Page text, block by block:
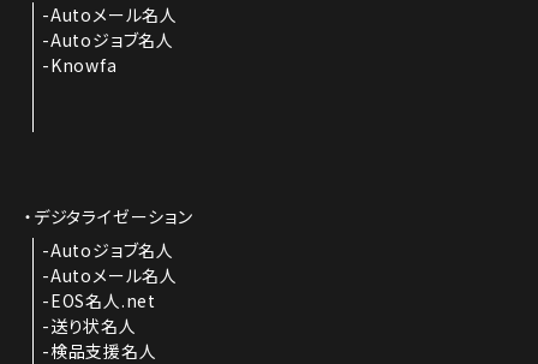
Autoメール名人
Autoジョブ名人
Knowfa
デジタライゼーション
Autoジョブ名人
Autoメール名人
EOS名人.net
送り状名人
検品支援名人